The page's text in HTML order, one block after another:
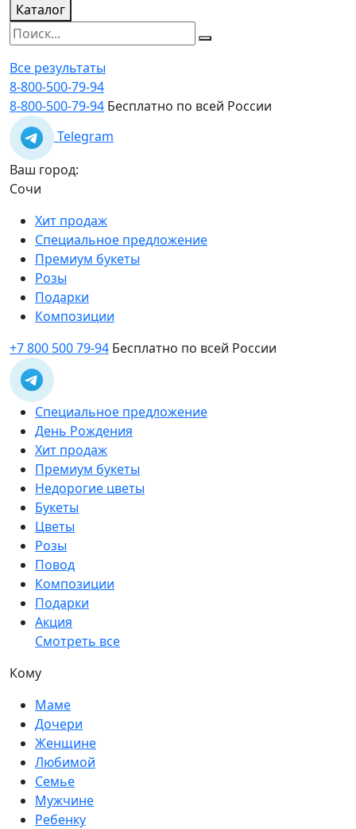
Каталог
Все результаты
8-800-500-79-94
8-800-500-79-94 Бесплатно по всей России
Telegram
Ваш город:
Сочи
Хит продаж
Специальное предложение
Премиум букеты
Розы
Подарки
Композиции
+7 800 500 79-94 Бесплатно по всей России
Специальное предложение
День Рождения
Хит продаж
Премиум букеты
Недорогие цветы
Букеты
Цветы
Розы
Повод
Композиции
Подарки
Акция
Смотреть все
Кому
Маме
Дочери
Женщине
Любимой
Семье
Мужчине
Ребенку